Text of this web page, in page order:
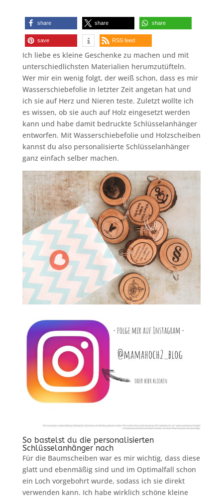
share share share
save RSS feed
Ich liebe es kleine Geschenke zu machen und mit
unterschiedlichsten Materialien herumzutüfteln.
Wer mir ein wenig folgt, der weiß schon, dass es mir
Wasserschiebefolie in letzter Zeit angetan hat und
ich sie auf Herz und Nieren teste. Zuletzt wollte ich
es wissen, ob sie auch auf Holz eingesetzt werden
kann und habe damit bedruckte Schlüsselanhänger
entworfen. Mit Wasserschiebefolie und Holzscheiben
kannst du also personalisierte Schlüsselanhänger
ganz einfach selber machen.
So bastelst du die personalisierten
Schlüsselanhänger nach
Für die Baumscheiben war es mir wichtig, dass diese
glatt und ebenmäßig sind und im Optimalfall schon
ein Loch vorgebohrt wurde, sodass ich sie direkt
verwenden kann. Ich habe wirklich schöne kleine